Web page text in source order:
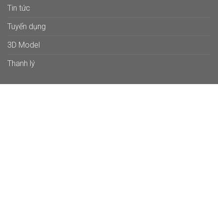
Tin tức
Tuyển dụng
3D Model
Thanh lý